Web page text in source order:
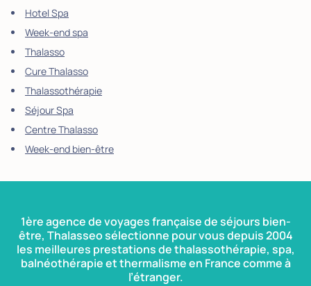
Hotel Spa
Week-end spa
Thalasso
Cure Thalasso
Thalassothérapie
Séjour Spa
Centre Thalasso
Week-end bien-être
1ère agence de voyages française de séjours bien-
être, Thalasseo sélectionne pour vous depuis 2004
les meilleures prestations de thalassothérapie, spa,
balnéothérapie et thermalisme en France comme à
l’étranger.